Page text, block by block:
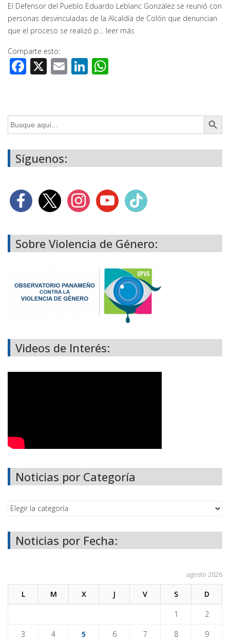
El Defensor del Pueblo Eduardo Leblanc González se reunió con
personas desvinculadas de la Alcaldía de Colón que denuncian
que el proceso se realizó p… leer más
Comparte esto:
Facebook
X EmailLinkedIn
Buscar: Botón de
Síguenos:
Sobre Violencia de Género:
Videos de Interés:
Noticias por Categoría
Noticias por Fecha:
agosto 2026
L M X J V S D
1 2
3 4 5 6 7 8 9